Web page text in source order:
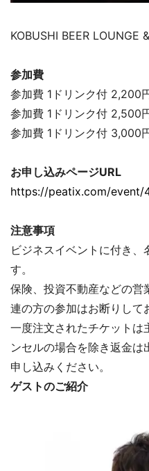
KOBUSHI BEER LOUNGE
参加費
参加費 1ドリンク付 2,200
参加費 1ドリンク付 2,500
参加費 1ドリンク付 3,000
お申し込みページURL
https://peatix.com/event/
注意事項
ビジネスイベントに付き、
す。
保険、投資不動産などの
連の方の参加はお断りして
一度注文されたチケットは
ンセルの場合を除き返金
申し込みください。
ゲストのご紹介